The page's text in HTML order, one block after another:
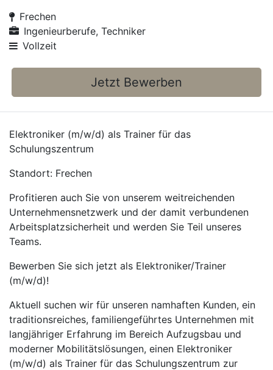
Frechen
Ingenieurberufe, Techniker
Vollzeit
Jetzt Bewerben
Elektroniker (m/w/d) als Trainer für das
Schulungszentrum
Standort: Frechen
Profitieren auch Sie von unserem weitreichenden
Unternehmensnetzwerk und der damit verbundenen
Arbeitsplatzsicherheit und werden Sie Teil unseres
Teams.
Bewerben Sie sich jetzt als Elektroniker/Trainer
(m/w/d)!
Aktuell suchen wir für unseren namhaften Kunden, ein
traditionsreiches, familiengeführtes Unternehmen mit
langjähriger Erfahrung im Bereich Aufzugsbau und
moderner Mobilitätslösungen, einen Elektroniker
(m/w/d) als Trainer für das Schulungszentrum zur